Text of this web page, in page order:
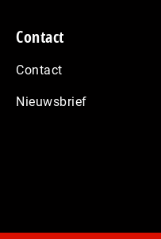
Contact
Contact
Nieuwsbrief